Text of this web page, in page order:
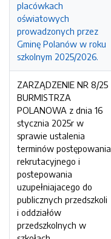
placówkach
oświatowych
prowadzonych przez
Gminę Polanów w roku
szkolnym 2025/2026.
ZARZĄDZENIE NR 8/25
BURMISTRZA
POLANOWA z dnia 16
stycznia 2025r w
sprawie ustalenia
terminów postępowania
rekrutacyjnego i
postepowania
uzupełniajacego do
publicznych przedszkoli
i oddziałów
przedszkolnych w